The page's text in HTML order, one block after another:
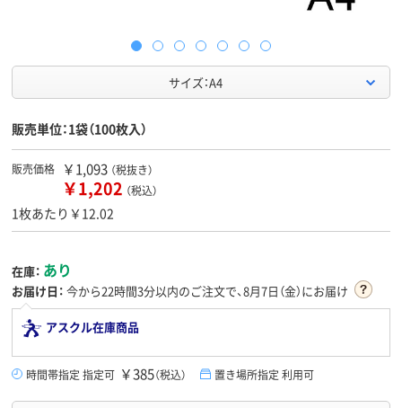
サイズ：A4
販売単位：1袋（100枚入）
販売価格 ￥1,093 （税抜き）
￥1,202 （税込）
1枚あたり￥12.02
在庫： あり
お届け日： 今から22時間3分以内のご注文で、8月7日（金）にお届け
アスクル在庫商品
時間帯指定 指定可 ￥385（税込） 置き場所指定 利用可